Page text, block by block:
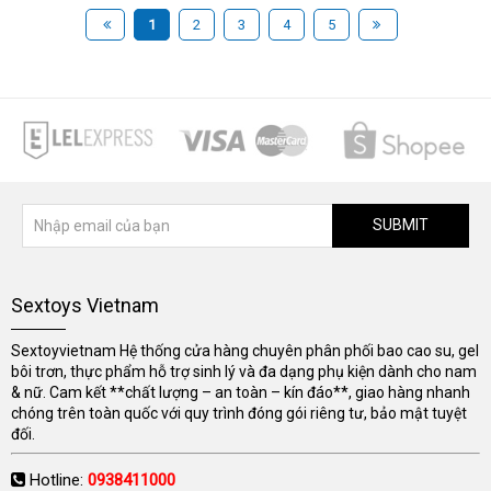
1 2 3 4 5
SUBMIT
Sextoys Vietnam
Sextoyvietnam Hệ thống cửa hàng chuyên phân phối bao cao su, gel
bôi trơn, thực phẩm hỗ trợ sinh lý và đa dạng phụ kiện dành cho nam
& nữ. Cam kết **chất lượng – an toàn – kín đáo**, giao hàng nhanh
chóng trên toàn quốc với quy trình đóng gói riêng tư, bảo mật tuyệt
đối.
Hotline: 0938411000